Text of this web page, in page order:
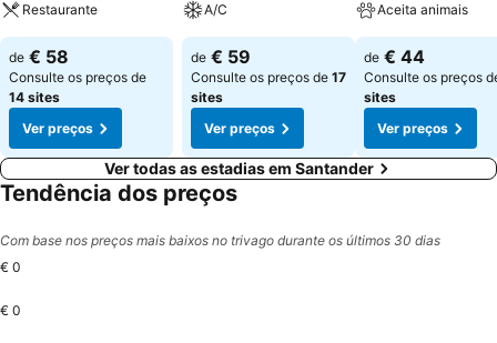
Restaurante
de € 58
Consulte os preços de
14 sites
Ver preços
A/C
de € 59
Consulte os preços de 17
sites
Ver preços
Aceita animais
de € 44
Consulte os preços
sites
Ver preços
Ver todas as estadias em Santander
Tendência dos preços
Com base nos preços mais baixos no trivago durante os últimos 30 dias
€ 0
€ 0